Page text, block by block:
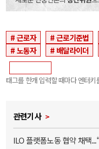
근로자 근로기준법
노동자
배달라이더
태그를 한개 입력할 때마다 엔터
관련기사
ILO 플랫폼노동 협약 채택